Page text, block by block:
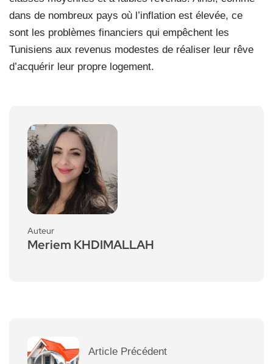
dans de nombreux pays où l’inflation est élevée, ce
sont les problèmes financiers qui empêchent les
Tunisiens aux revenus modestes de réaliser leur rêve
d’acquérir leur propre logement.
Auteur
Meriem KHDIMALLAH
Article Précédent